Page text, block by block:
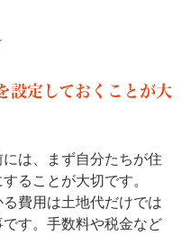
設定しておくことが大
は、まず自分たちが住
ることが大切です。
費用は土地代だけでは
す。手数料や税金など